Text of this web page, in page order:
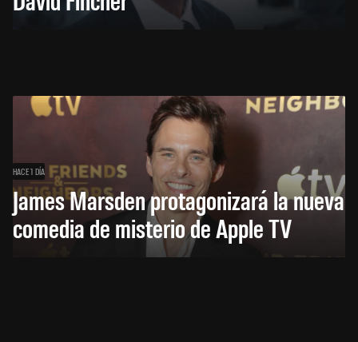
HACE 1 DÍA
James Marsden protagonizará la nueva
comedia de misterio de Apple TV